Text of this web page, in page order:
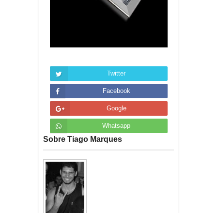
Twitter
Facebook
Google
Whatsapp
Sobre Tiago Marques